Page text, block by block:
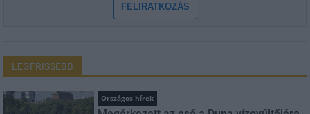
FELIRATKOZÁS
LEGFRISSEBB
Országos hírek